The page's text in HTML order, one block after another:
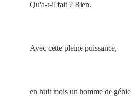
Qu'a-t-il fait ? Rien.
Avec cette pleine puissance,
en huit mois un homme de génie